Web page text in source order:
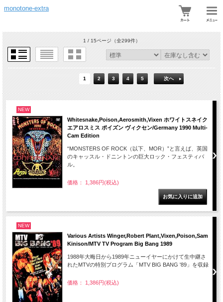
monotone-extra
1 / 15ページ（全299件）
1 2 3 4 5 次へ
NEW
Whitesnake,Poison,Aerosmith,Vixen ホワイトスネイク
エアロスミス ポイズン ヴィクセン/Germany 1990 Multi-
Cam Edition
“MONSTERS OF ROCK（以下、MOR）”と言えば、英国
のキャッスル・ドニントンの巨大ロック・フェスティバ
ル。
価格： 1,386円(税込)
NEW
Various Artists Winger,Robert Plant,Vixen,Poison,Sam
Kinison/MTV TV Program Big Bang 1989
1988年大晦日から1989年ニューイヤーにかけて生中継さ
れたMTVの特別プログラム「MTV BIG BANG '89」を収録
価格： 1,386円(税込)